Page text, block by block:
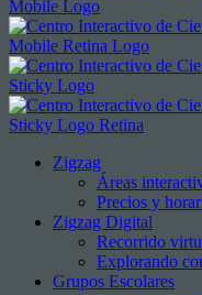
Zigzag
Áreas
Precios y
Zigzag Digital
Recorrido
Explorando
Grupos Escolares